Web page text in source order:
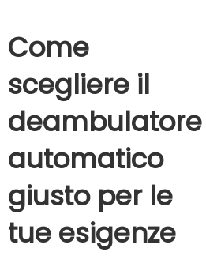
Come
scegliere il
deambulatore
automatico
giusto per le
tue esigenze